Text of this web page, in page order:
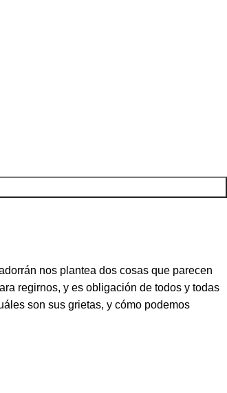
nos plantea dos cosas que parecen
regirnos, y es obligación de todos y todas
son sus grietas, y cómo podemos